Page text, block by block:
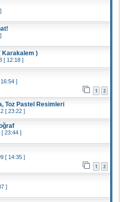
Karakalem )
[ 12:18 ]
]
1 2
Toz Pastel Resimleri
[ 23:22 ]
[ 23:44 ]
[ 14:35 ]
1 2
]